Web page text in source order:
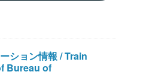
ション情報 / Train
Bureau of